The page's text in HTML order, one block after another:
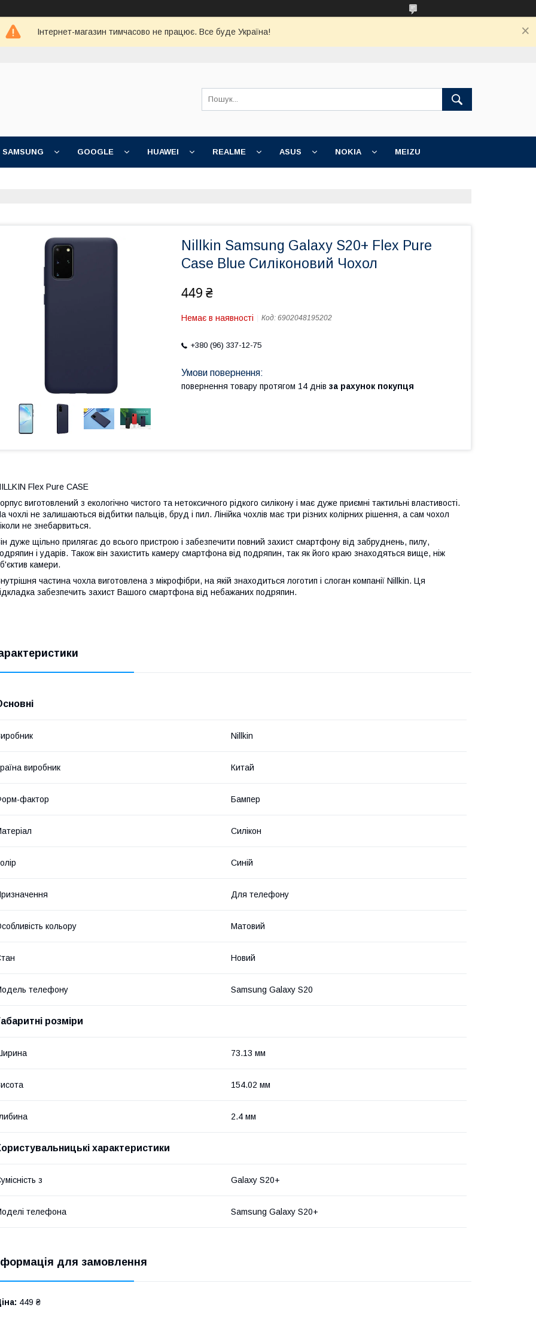
Інтернет-магазин тимчасово не працює. Все буде Україна!
SAMSUNG GOOGLE HUAWEI REALME ASUS NOKIA MEIZU
Nillkin Samsung Galaxy S20+ Flex Pure
Case Blue Силіконовий Чохол
449 ₴
Немає в наявності Код: 6902048195202
+380 (96) 337-12-75
повернення товару протягом 14 днів за рахунок покупця
Flex Pure CASE
виготовлений з екологічно чистого та нетоксичного рідкого силікону і має дуже приємні тактильні властивості.
чохлі не залишаються відбитки пальців, бруд і пил. Лінійка чохлів має три різних колірних рішення, а сам чохол
не знебарвиться.
дуже щільно прилягає до всього пристрою і забезпечити повний захист смартфону від забруднень, пилу,
і ударів. Також він захистить камеру смартфона від подряпин, так як його краю знаходяться вище, ніж
камери.
частина чохла виготовлена з мікрофібри, на якій знаходиться логотип і слоган компанії Nillkin. Ця
забезпечить захист Вашого смартфона від небажаних подряпин.
Nillkin
виробник Китай
фактор Бампер
Силікон
Синій
Для телефону
кольору Матовий
Новий
телефону Samsung Galaxy S20
розміри
73.13 мм
154.02 мм
2.4 мм
характеристики
з Galaxy S20+
телефона Samsung Galaxy S20+
для замовлення
449 ₴